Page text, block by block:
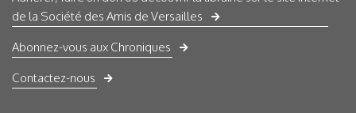
de la Société des Amis de Versailles
Abonnez-vous aux Chroniques
Contactez-nous